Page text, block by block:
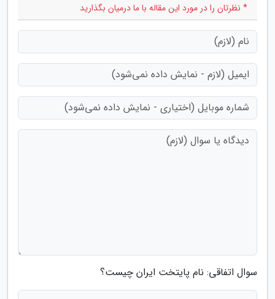
* نظرتان را در مورد این مقاله با ما درمیان بگذارید
سوال اتفاقی: نام پایتخت ایران چیست؟